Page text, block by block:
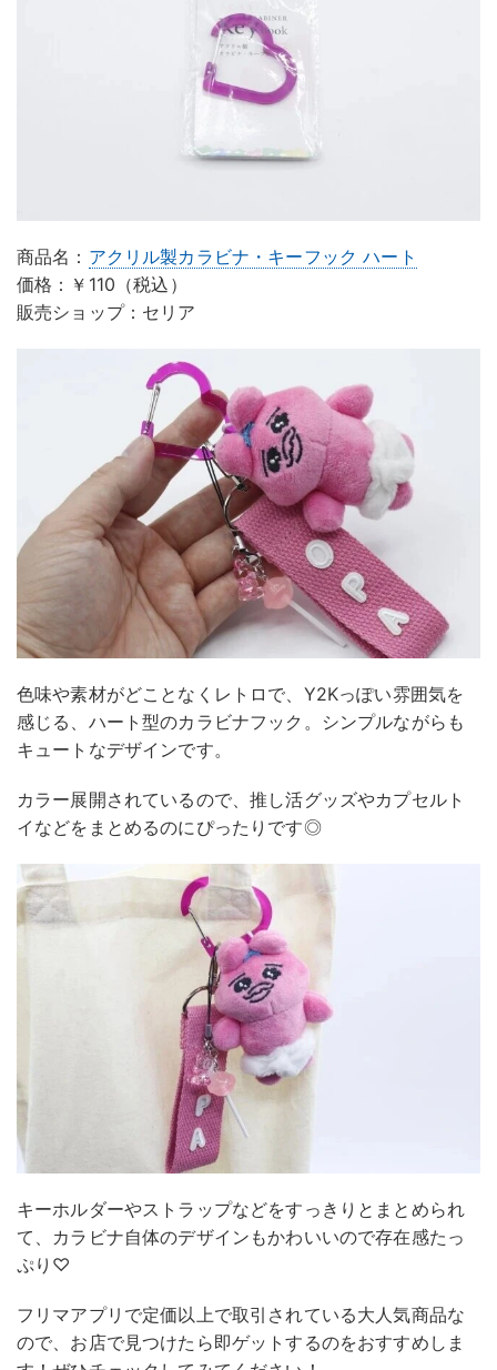
商品名： アクリル製カラビナ・キーフック ハート
価格：￥110（税込）
販売ショップ：セリア
色味や素材がどことなくレトロで、Y2Kっぽい雰囲気を
感じる、ハート型のカラビナフック。シンプルながらも
キュートなデザインです。
カラー展開されているので、推し活グッズやカプセルト
イなどをまとめるのにぴったりです◎
キーホルダーやストラップなどをすっきりとまとめられ
て、カラビナ自体のデザインもかわいいので存在感たっ
ぷり♡
フリマアプリで定価以上で取引されている大人気商品な
ので、お店で見つけたら即ゲットするのをおすすめしま